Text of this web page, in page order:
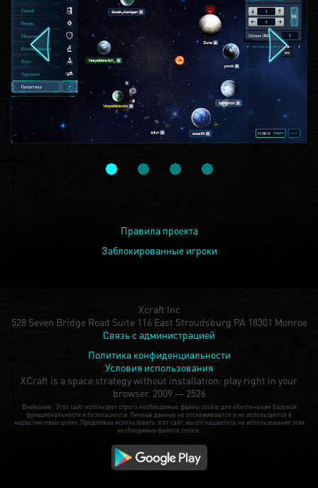
Правила проекта
Заблокированные игроки
Xcraft Inc
528 Seven Bridge Road Suite 116 East Stroudsburg PA 18301 Monroe
Связь с администрацией
Политика конфиденциальности
Условия использования
XCraft is a space strategy without installation: play right in your
browser. 2009 — 2526
Внимание: Этот сайт использует строго необходимые файлы cookie для обеспечения базовой
функциональности и безопасности. Личные данные не отслеживаются и не используются в
маркетинговых целях. Продолжая использовать этот сайт, вы соглашаетесь на использование этих
необходимых файлов cookie.